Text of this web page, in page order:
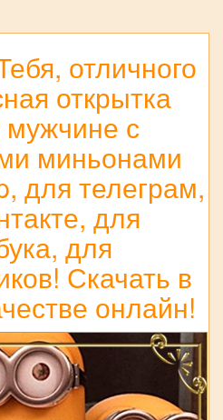
отличного
открытка
с
миньонами
для телеграм,
для
для
Скачать в
онлайн!